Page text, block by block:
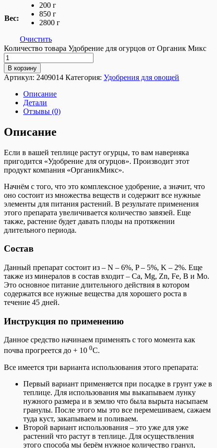
Вес:
200 г
850 г
2800 г
Очистить
Количество товара Удобрение для огурцов от Органик Микс
В корзину
Артикул: 2409014 Категория: Удобрения для овощей
Описание
Детали
Отзывы (0)
Описание
Если в вашей теплице растут огурцы, то вам наверняка
пригодится «Удобрение для огурцов». Производит этот
продукт компания «ОрганикМикс».
Начнём с того, что это комплексное удобрение, а значит, что
оно состоит из множества веществ и содержит все нужные
элементы для питания растений. В результате применения
этого препарата увеличивается количество завязей. Еще
также, растение будет давать плоды на протяжении
длительного периода.
Состав
Данный препарат состоит из – N – 6%, P – 5%, K – 2%. Еще
также из минералов в состав входит – Ca, Mg, Zn, Fe, B и Mo.
Это основное питание длительного действия в котором
содержатся все нужные вещества для хорошего роста в
течение 45 дней.
Инструкция по применению
Данное средство начинаем применять с того момента как
почва прогреется до + 10 0С.
Все имеется три варианта использования этого препарата:
Первый вариант применяется при посадке в грунт уже в
теплице. Для использования мы выкапываем лунку
нужного размера и в землю что была вырыта насыпаем
гранулы. После этого мы это все перемешиваем, сажаем
туда куст, закапываем и поливаем.
Второй вариант использования – это уже для уже
растений что растут в теплице. Для осуществления
этого способа мы берём нужное количество гранул,